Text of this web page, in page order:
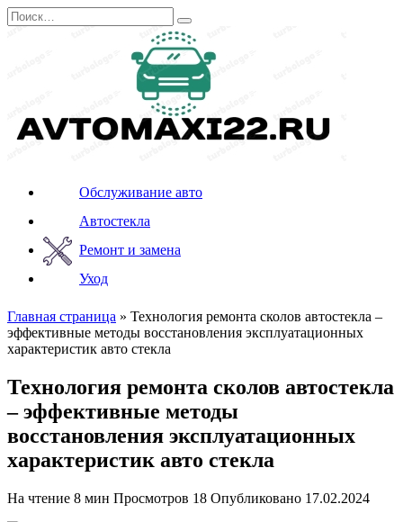
Перейти
к
Search
for:
Обслуживание авто
Автостекла
Ремонт и замена
Уход
Главная страница » Технология ремонта сколов автостекла –
эффективные методы восстановления эксплуатационных
характеристик авто стекла
Технология ремонта сколов автостекла
– эффективные методы
восстановления эксплуатационных
характеристик авто стекла
На чтение 8 мин Просмотров 18 Опубликовано 17.02.2024